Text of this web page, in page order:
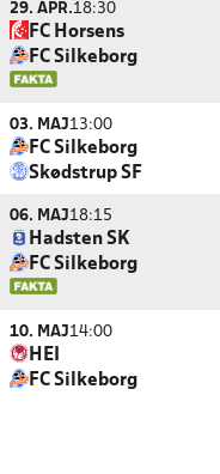
29. APR.18:30
FC Horsens
FC Silkeborg
03. MAJ13:00
FC Silkeborg
Skødstrup SF
06. MAJ18:15
Hadsten SK
FC Silkeborg
10. MAJ14:00
HEI
FC Silkeborg